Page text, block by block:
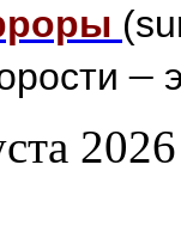
–
2026